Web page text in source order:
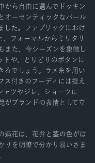
から自由に選んでドッキン
オーセンティックなパール
した。ファブリックにおけ
、フォーマルからミリタリ
また、今シーズンを象徴し
トや、とりどりのボタンに
るでしょう。ラメ糸を用い
ス付きのフーディには控え
ャツやジレ、ショーツに
がブランドの表情として立
造花は、花弁と茎の色がは
りを明瞭で分かり易いさま